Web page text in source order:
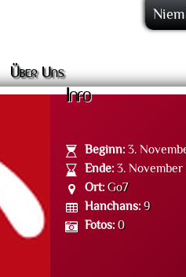
Über Uns
Info
Beginn: 3.
Ende: 3.
Ort: Go7
Hanchans: 9
Fotos: 0